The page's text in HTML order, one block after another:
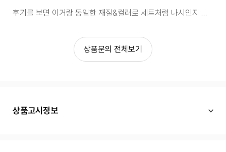
후기를 보면 이거랑 동일한 재질&컬러로 세트처럼 나시인지 티인지 있는것같은데 품번이뭔가요?
상품문의 전체보기
상품고시정보